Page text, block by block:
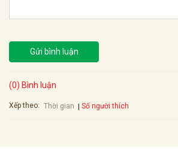
Gửi bình luận
(0) Bình luận
Xếp theo: Thời gian Số người thích